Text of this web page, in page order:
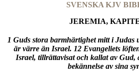
SVENSKA KJV
JEREMIA,
1 Guds stora barmhärtighet mitt i Judas
är värre än Israel. 12 Evangeliets
Israel, tillrättavisat och kallat av Gud,
bekännelse av sina